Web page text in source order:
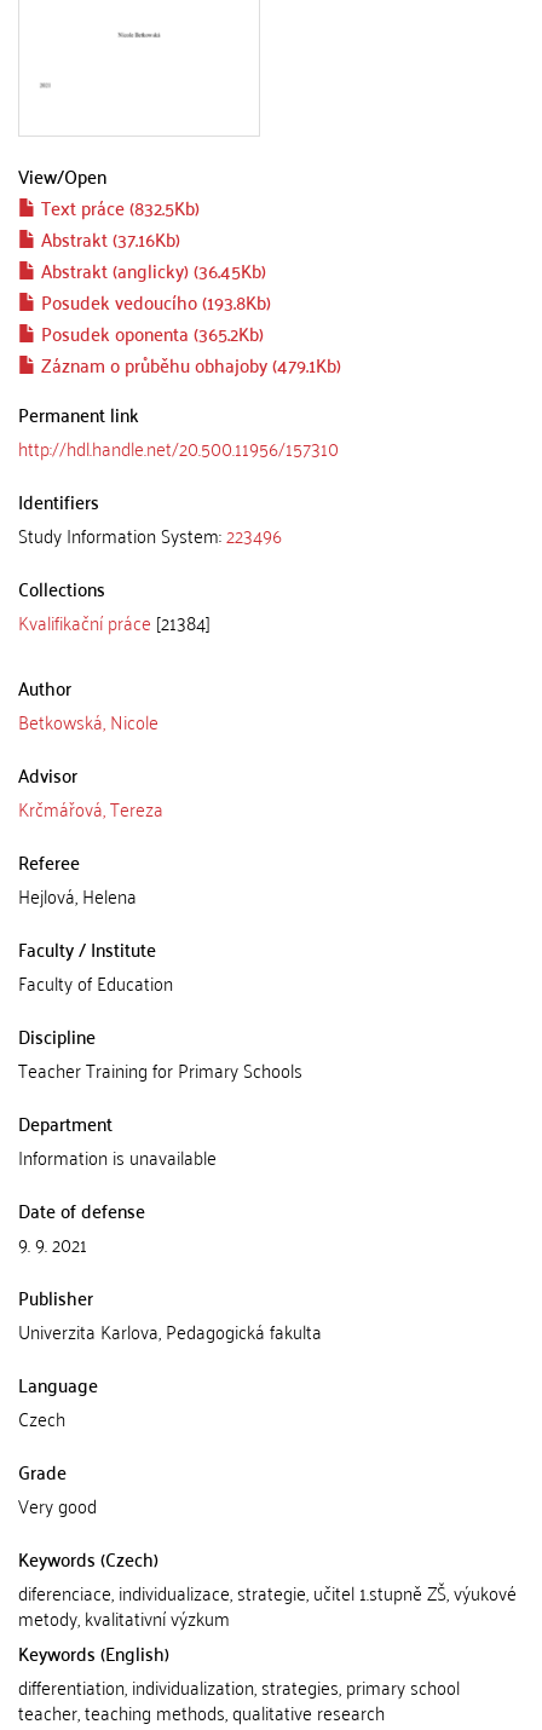
View/Open
Text práce (832.5Kb)
Abstrakt (37.16Kb)
Abstrakt (anglicky) (36.45Kb)
Posudek vedoucího (193.8Kb)
Posudek oponenta (365.2Kb)
Záznam o průběhu obhajoby (479.1Kb)
Permanent link
http://hdl.handle.net/20.500.11956/157310
Identifiers
Study Information System:223496
Collections
Kvalifikační práce [21384]
Author
Betkowská, Nicole
Advisor
Krčmářová, Tereza
Referee
Hejlová, Helena
Faculty / Institute
Faculty of Education
Discipline
Teacher Training for Primary Schools
Department
Information is unavailable
Date of defense
9. 9. 2021
Publisher
Univerzita Karlova, Pedagogická fakulta
Language
Czech
Grade
Very good
Keywords (Czech)
diferenciace, individualizace, strategie, učitel 1.stupně ZŠ, výukové
metody, kvalitativní výzkum
Keywords (English)
differentiation, individualization, strategies, primary school
teacher, teaching methods, qualitative research